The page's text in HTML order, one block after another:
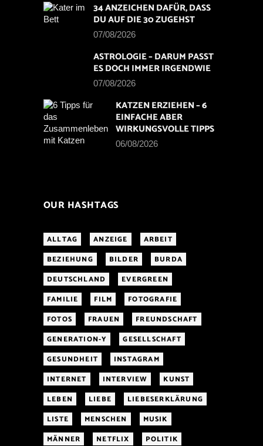
34 ANZEICHEN DAFÜR, DASS
DU AUF DIE 30 ZUGEHST
07/08/2026
ASTROLOGIE – DARUM PASST
ES DOCH IMMER IRGENDWIE
07/08/2026
KATZEN ERZIEHEN – 6
EINFACHE ABER
WIRKUNGSVOLLE TIPPS
06/08/2026
OUR HASHTAGS
ALLTAG ANZEIGE
ARBEIT
BEZIEHUNG
BILDER
BURDA
DEUTSCHLAND
EVERGREEN
FAMILIE
FILM
FOTOGRAFIE
FOTOS
FRAUEN
FREUNDSCHAFT
GENERATION-Y
GESELLSCHAFT
GESUNDHEIT
INSTAGRAM
INTERNET
INTERVIEW
KUNST
LEBEN
LIEBE
LIEBESERKLÄRUNG
LISTE
MENSCHEN
MUSIK
MÄNNER
NETFLIX
POLITIK